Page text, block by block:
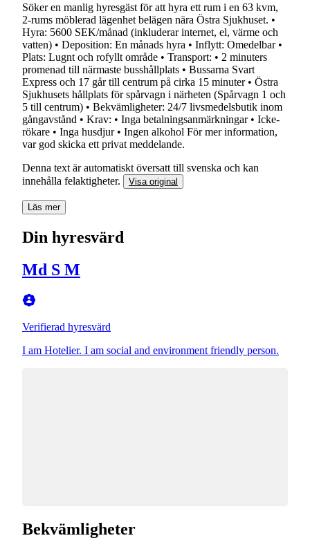
Söker en manlig hyresgäst för att hyra ett rum i en 63 kvm,
2-rums möblerad lägenhet belägen nära Östra Sjukhuset. •
Hyra: 5600 SEK/månad (inkluderar internet, el, värme och
vatten) • Deposition: En månads hyra • Inflytt: Omedelbar •
Plats: Lugnt och rofyllt område • Transport: • 2 minuters
promenad till närmaste busshållplats • Bussarna Svart
Express och 17 går till centrum på cirka 15 minuter • Östra
Sjukhusets hållplats för spårvagn i närheten (Spårvagn 1 och
5 till centrum) • Bekvämligheter: 24/7 livsmedelsbutik inom
gångavstånd • Krav: • Inga betalningsanmärkningar • Icke-
rökare • Inga husdjur • Ingen alkohol För mer information,
var god skicka ett privat meddelande.
Denna text är automatiskt översatt till svenska och kan
innehålla felaktigheter.
Visa original
Läs mer
Din hyresvärd
Md S M
Verifierad hyresvärd
I am Hotelier. I am social and environment friendly person.
Bekvämligheter